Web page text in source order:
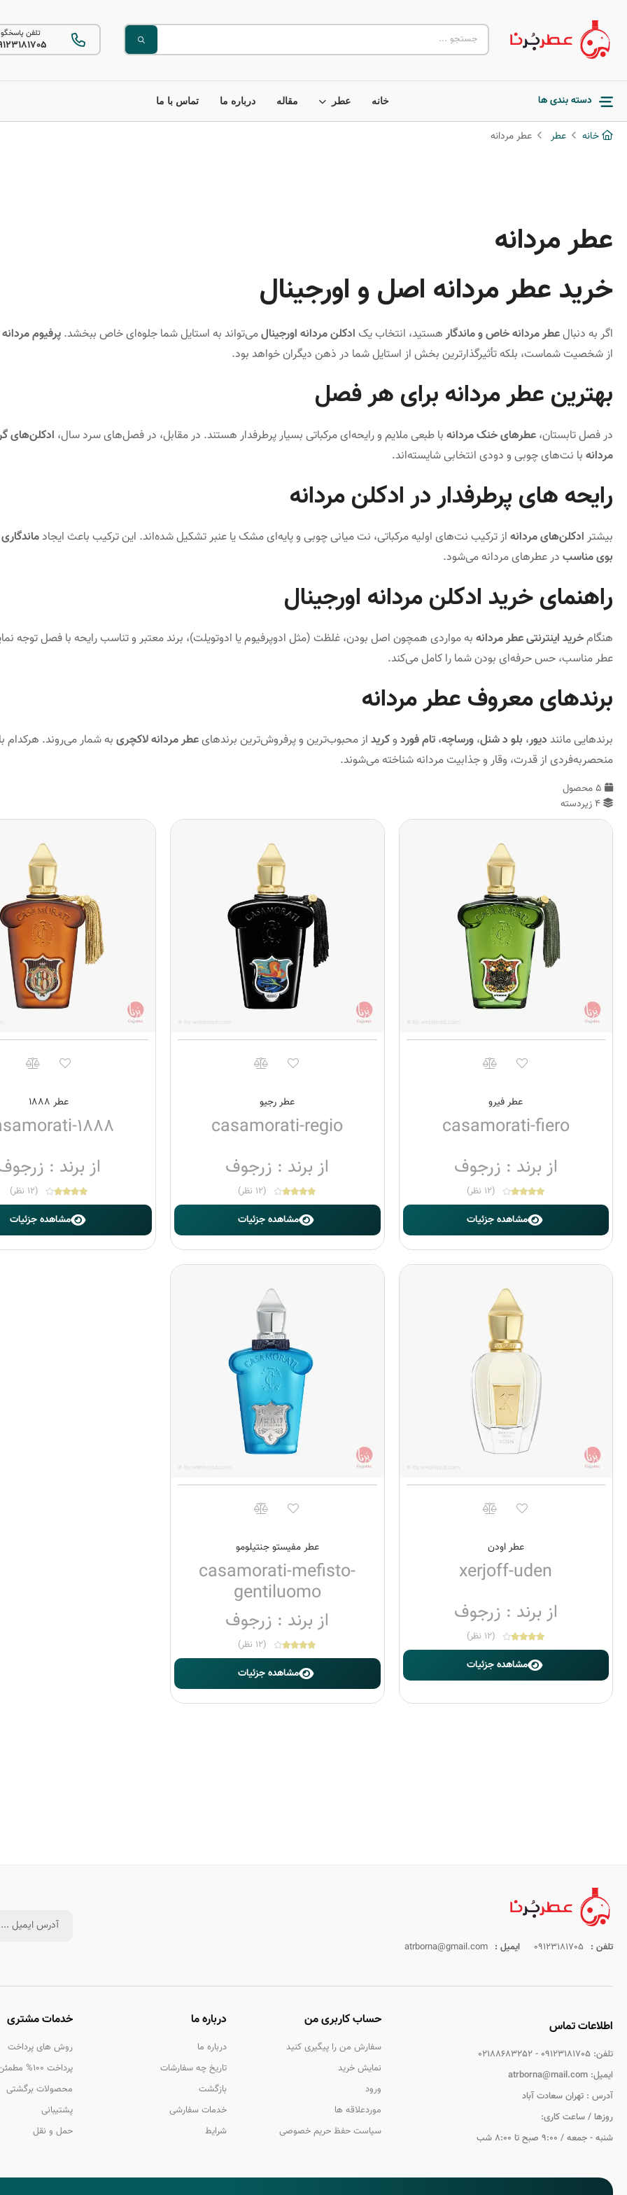
تلفن پاسخگو
دسته بندی ها خانه عطر مقاله درباره ما تماس با ما
خانه عطر عطر مردانه
عطر مردانه
خرید عطر مردانه اصل و اورجینال
اگر به دنبالعطر مردانه خاص و ماندگارهستید، انتخاب یک ادکلن مردانه اورجینالمی‌تواند به استایل شما جلوه‌ای خاص ببخشد. پرفیوم مردانه
از شخصیت شماست، بلکه تأثیرگذارترین بخش از استایل شما در ذهن دیگران خواهد بود.
بهترین عطر مردانه برای هر فصل
در فصل تابستان، عطرهای خنک مردانه با طبعی ملایم و رایحه‌ای مرکباتی بسیار پرطرفدار هستند. در مقابل، در فصل‌های سرد سال، ادکلن‌های
مردانه با نت‌های چوبی و دودی انتخابی شایسته‌اند.
رایحه‌ های پرطرفدار در ادکلن مردانه
بیشتر ادکلن‌های مردانه از ترکیب نت‌های اولیه مرکباتی، نت میانی چوبی و پایه‌ای مشک یا عنبر تشکیل شده‌اند. این ترکیب باعث ایجاد
بوی مناسب در عطرهای مردانه می‌شود.
راهنمای خرید ادکلن مردانه اورجینال
هنگامخرید اینترنتی عطر مردانه به مواردی همچون اصل بودن، غلظت (مثل ادوپرفیوم یا ادوتویلت)، برند معتبر و تناسب رایحه با فصل توجه
عطر مناسب، حس حرفه‌ای بودن شما را کامل می‌کند.
برندهای معروف عطر مردانه
برندهایی مانند دیور، بلو د شنل، ورساچه، تام فورد وکرید از محبوب‌ترین و پرفروش‌ترین برندهایعطر مردانه لاکچری به شمار می‌روند. هرکدام
منحصر‌به‌فردی از قدرت، وقار و جذابیت مردانه شناخته می‌شوند.
عطر فیرو
casamorati-fiero
از برند : زرجوف
(12 نظر)
مشاهده جزئیات
عطر رجیو
casamorati-regio
از برند : زرجوف
(12 نظر)
مشاهده جزئیات
عطر ۱۸۸۸
1888
از برند :
(12 نظر)
مشاهده جزئیات
عطر اودن
xerjoff-uden
از برند : زرجوف
(12 نظر)
مشاهده جزئیات
عطر مفیستو جنتیلومو
casamorati-mefisto-
gentiluomo
از برند : زرجوف
(12 نظر)
مشاهده جزئیات
تلفن : 09123181705 ایمیل : atrborna@gmail.com
اطلاعات تماس
تلفن: 09123181705 - 02188683252
ایمیل: atrborna@mail.com
آدرس : تهران سعادت آباد
روزها / ساعت کاری:
شنبه - جمعه / 9:00 صبح تا 8:00 شب
حساب کاربری من
سفارش من را پیگیری کنید
نمایش خرید
ورود
موردعلاقه ها
سیاست حفظ حریم خصوصی
درباره ما
درباره ما
تاریخ چه سفارشات
بازگشت
خدمات سفارشی
شرایط
خدمات مشتری
روش های پرداخت
پرداخت 100% مطمئن!
محصولات برگشتی
پشتیبانی
حمل و نقل